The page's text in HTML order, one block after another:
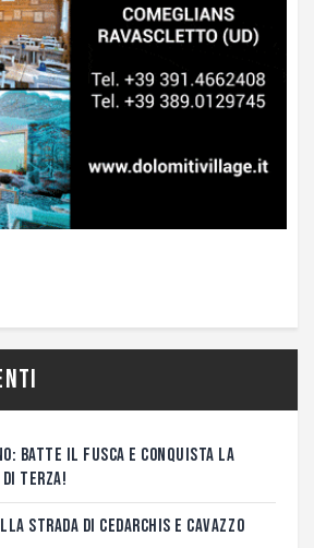
BATTE IL FUSCA E CONQUISTA LA
TERZA!
STRADA DI CEDARCHIS E CAVAZZO